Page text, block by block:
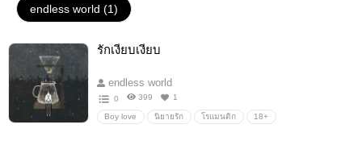
endless world (1)
รักเงียบเงียบ
endless world
0 399 1
Boy love นิยายรัก โรแมนติก 18+